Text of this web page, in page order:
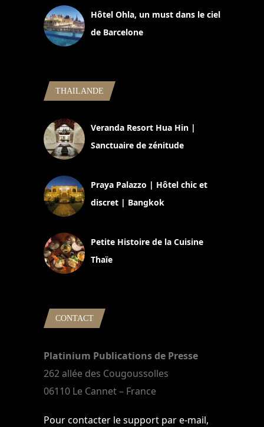
Hôtel Ohla, un must dans le ciel
de Barcelone
THAILANDE
Veranda Resort Hua Hin |
Sanctuaire de zénitude
Praya Palazzo | Hôtel chic et
discret | Bangkok
Petite Histoire de la Cuisine
Thaïe
CONTACT
Platinium Publications de Presse
262 allée des Cougoussolles
06110 Le Cannet – France
Pour contacter le support par e-mail,